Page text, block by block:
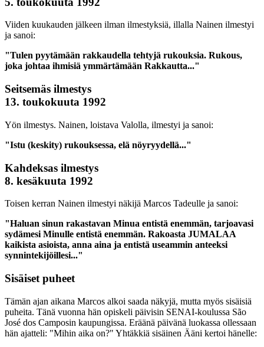
Viiden kuukauden jälkeen ilman ilmestyksiä, illalla Nainen ilmestyi
ja sanoi:
"Tulen pyytämään rakkaudella tehtyjä rukouksia. Rukous,
joka johtaa ihmisiä ymmärtämään Rakkautta..."
Seitsemäs ilmestys
13. toukokuuta 1992
Yön ilmestys. Nainen, loistava Valolla, ilmestyi ja sanoi:
"Istu (keskity) rukouksessa, elä nöyryydellä..."
Kahdeksas ilmestys
8. kesäkuuta 1992
Toisen kerran Nainen ilmestyi näkijä Marcos Tadeulle ja sanoi:
"Haluan sinun rakastavan Minua entistä enemmän, tarjoavasi
sydämesi Minulle entistä enemmän. Rakoasta JUMALAA
kaikista asioista, anna aina ja entistä useammin anteeksi
synnintekijöillesi..."
Sisäiset puheet
Tämän ajan aikana Marcos alkoi saada näkyjä, mutta myös sisäisiä
puheita. Tänä vuonna hän opiskeli päivisin SENAI-koulussa São
José dos Camposin kaupungissa. Eräänä päivänä luokassa ollessaan
hän ajatteli: "Mihin aika on?" Yhtäkkiä sisäinen Ääni kertoi hänelle: